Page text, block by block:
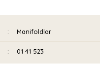
Manifoldlar
01 41 523